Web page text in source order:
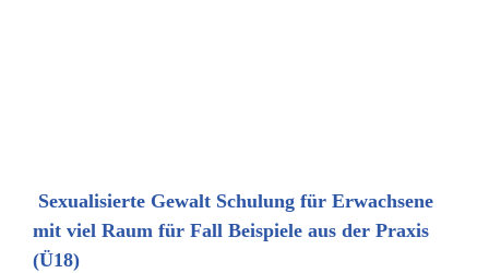
Sexualisierte Gewalt Schulung für Erwachsene
mit viel Raum für Fall Beispiele aus der Praxis
(Ü18)